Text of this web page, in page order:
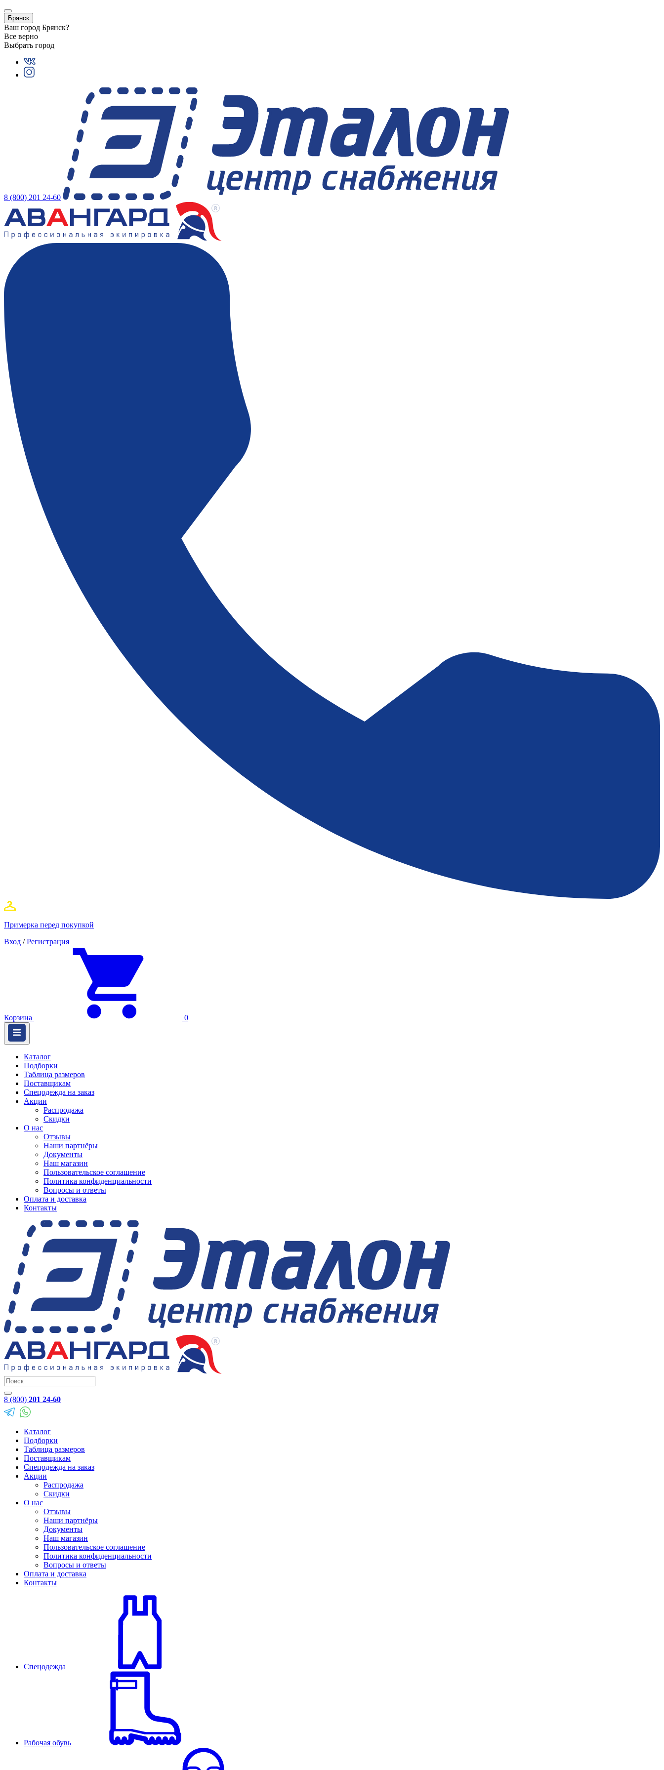
Брянск
Ваш город Брянск?
Все верно
Выбрать город
8 (800) 201 24-60
Примерка перед покупкой
Вход / Регистрация
Корзина 0
Каталог
Подборки
Таблица размеров
Поставщикам
Спецодежда на заказ
Акции
Распродажа
Скидки
О нас
Отзывы
Наши партнёры
Документы
Наш магазин
Пользовательское соглашение
Политика конфиденциальности
Вопросы и ответы
Оплата и доставка
Контакты
8 (800) 201 24-60
Каталог
Подборки
Таблица размеров
Поставщикам
Спецодежда на заказ
Акции
Распродажа
Скидки
О нас
Отзывы
Наши партнёры
Документы
Наш магазин
Пользовательское соглашение
Политика конфиденциальности
Вопросы и ответы
Оплата и доставка
Контакты
Спецодежда
Рабочая обувь